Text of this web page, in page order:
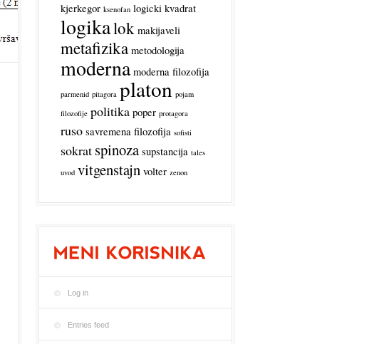
kjerkegor ksenofan logicki kvadrat
logikalok makijaveli
metafizika metodologija
moderna moderna filozofija
parmenid pitagora platon pojam
filozofije politika poper protagora
ruso savremena filozofija sofisti
sokrat spinoza supstancija tales
uvod vitgenstajn volter zenon
Log in
Entries feed